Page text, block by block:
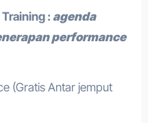
: agenda
performance
(Gratis Antar jemput